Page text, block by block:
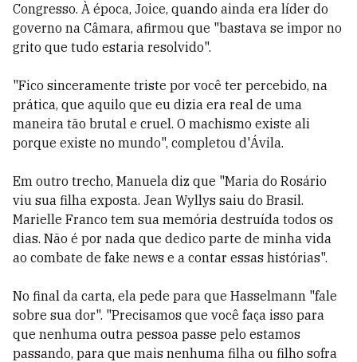
Congresso. À época, Joice, quando ainda era líder do
governo na Câmara, afirmou que "bastava se impor no
grito que tudo estaria resolvido".
"Fico sinceramente triste por você ter percebido, na
prática, que aquilo que eu dizia era real de uma
maneira tão brutal e cruel. O machismo existe ali
porque existe no mundo", completou d'Ávila.
Em outro trecho, Manuela diz que "Maria do Rosário
viu sua filha exposta. Jean Wyllys saiu do Brasil.
Marielle Franco tem sua memória destruída todos os
dias. Não é por nada que dedico parte de minha vida
ao combate de fake news e a contar essas histórias".
No final da carta, ela pede para que Hasselmann "fale
sobre sua dor". "Precisamos que você faça isso para
que nenhuma outra pessoa passe pelo estamos
passando, para que mais nenhuma filha ou filho sofra